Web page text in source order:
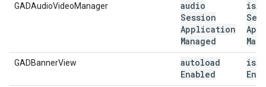
GADAudioVideoManager
audio
Session
Application
Managed
is
GADBannerView
autoload
Enabled
is